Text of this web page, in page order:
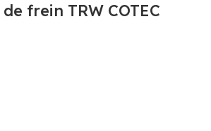
frein TRW COTEC